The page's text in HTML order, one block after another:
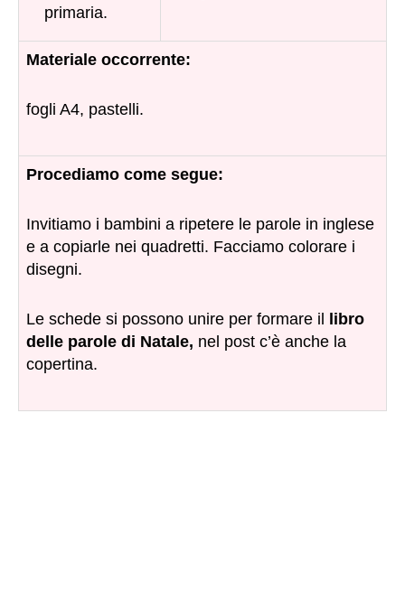
primaria.
Materiale occorrente:
fogli A4, pastelli.
Procediamo come segue:
Invitiamo i bambini a ripetere le parole in inglese
e a copiarle nei quadretti. Facciamo colorare i
disegni.
Le schede si possono unire per formare il
libro
delle parole di Natale, nel post c’è anche la
copertina.